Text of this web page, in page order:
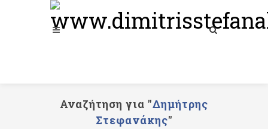
Αναζήτηση για "Δημήτρης
Στεφανάκης"